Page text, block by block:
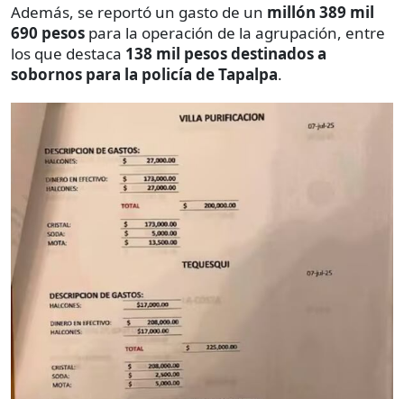
Además, se reportó un gasto de un millón 389 mil
690 pesos para la operación de la agrupación, entre
los que destaca 138 mil pesos destinados a
sobornos para la policía de Tapalpa.